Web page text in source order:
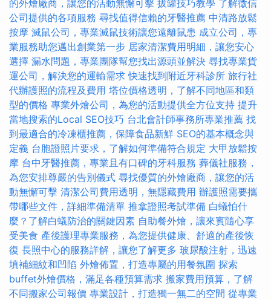
的外燴廠商，讓您的活動無懈可擊 拔罐技巧教學 了解徵信
公司提供的各項服務 尋找值得信賴的牙醫推薦 中清路放鬆
按摩 滅鼠公司，專業滅鼠技術讓您遠離鼠患 成立公司，專
業服務助您邁出創業第一步 居家清潔費用明細，讓您安心
選擇 漏水問題，專業團隊幫您找出源頭並解決 尋找專業貨
運公司，解決您的運輸需求 快速找到附近牙科診所 旅行社
代辦護照的流程及費用 塔位價格透明，了解不同地區和類
型的價格 專業外燴公司，為您的活動提供全方位支持 提升
當地搜索的Local SEO技巧 台北會計師事務所專業推薦 找
到最適合的冷凍櫃推薦，保障食品新鮮 SEO的基本概念與
定義 台胞證照片要求，了解如何準備符合規定 大甲放鬆按
摩 台中牙醫推薦，專業且有口碑的牙科服務 葬儀社服務，
為您安排尊嚴的告別儀式 尋找優質的外燴廠商，讓您的活
動無懈可擊 清潔公司費用透明，無隱藏費用 辦護照需要攜
帶哪些文件，詳細準備清單 推拿證照考試準備 白蟻怕什
麼？了解白蟻防治的關鍵因素 自助餐外燴，讓來賓隨心享
受美食 產後護理專業服務，為您提供健康、舒適的產後恢
復 長照中心的服務詳解，讓您了解更多 玻尿酸注射，迅速
填補細紋和凹陷 外燴佈置，打造專屬的用餐氛圍 探索
buffet外燴價格，滿足各種預算需求 搬家費用預算，了解
不同搬家公司報價 專業設計，打造獨一無二的空間 從專業